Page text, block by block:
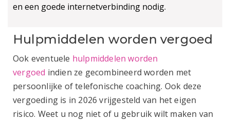
en een goede internetverbinding nodig.
Hulpmiddelen worden vergoed
Ook eventuele hulpmiddelen worden
vergoed indien ze gecombineerd worden met
persoonlijke of telefonische coaching. Ook deze
vergoeding is in 2026 vrijgesteld van het eigen
risico. Weet u nog niet of u gebruik wilt maken van